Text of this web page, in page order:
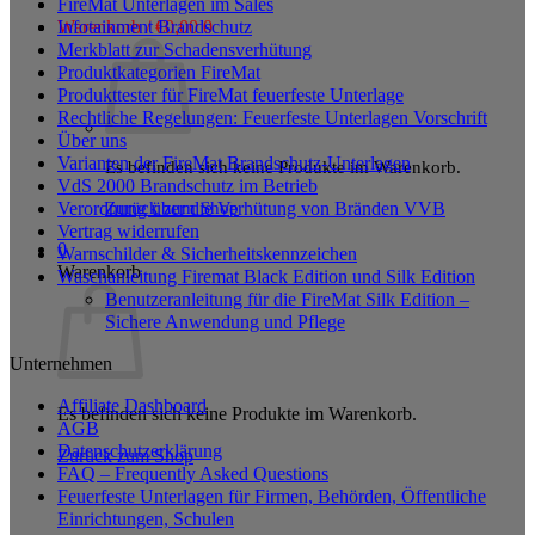
Warenkorb /€0,00 0
Es befinden sich keine Produkte im Warenkorb.
Zurück zum Shop
0
Warenkorb
Es befinden sich keine Produkte im Warenkorb.
Zurück zum Shop
FireMat Unterlagen im Sales
Infotainment Brandschutz
Merkblatt zur Schadensverhütung
Produktkategorien FireMat
Produkttester für FireMat feuerfeste Unterlage
Rechtliche Regelungen: Feuerfeste Unterlagen Vorschrift
Über uns
Varianten der FireMat Brandschutz-Unterlagen
VdS 2000 Brandschutz im Betrieb
Verordnung über die Verhütung von Bränden VVB
Vertrag widerrufen
Warnschilder & Sicherheitskennzeichen
Waschanleitung Firemat Black Edition und Silk Edition
Benutzeranleitung für die FireMat Silk Edition –
Sichere Anwendung und Pflege
Unternehmen
Affiliate Dashboard
AGB
Datenschutzerklärung
FAQ – Frequently Asked Questions
Feuerfeste Unterlagen für Firmen, Behörden, Öffentliche
Einrichtungen, Schulen